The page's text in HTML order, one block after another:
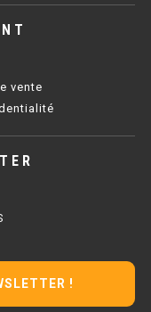
vente
!